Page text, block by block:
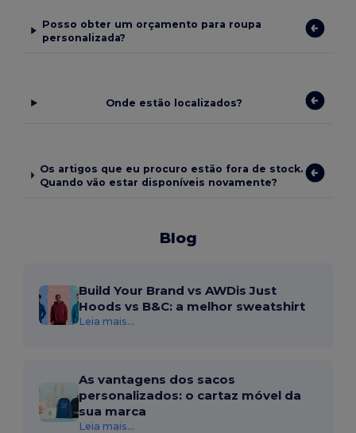
Posso obter um orçamento para roupa
personalizada?
Onde estão localizados?
Os artigos que eu procuro estão fora de stock.
Quando vão estar disponíveis novamente?
Blog
Build Your Brand vs AWDis Just
Hoods vs B&C: a melhor sweatshirt
Leia mais...
As vantagens dos sacos
personalizados: o cartaz móvel da
sua marca
Leia mais...